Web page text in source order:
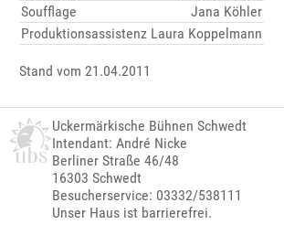
Soufflage
Jana Köhler
Produktionsassistenz Laura Koppelmann
Stand vom 21.04.2011
Uckermärkische Bühnen Schwedt
Intendant: André Nicke
Berliner Straße 46/48
16303 Schwedt
Besucherservice: 03332/538111
Unser Haus ist barrierefrei.